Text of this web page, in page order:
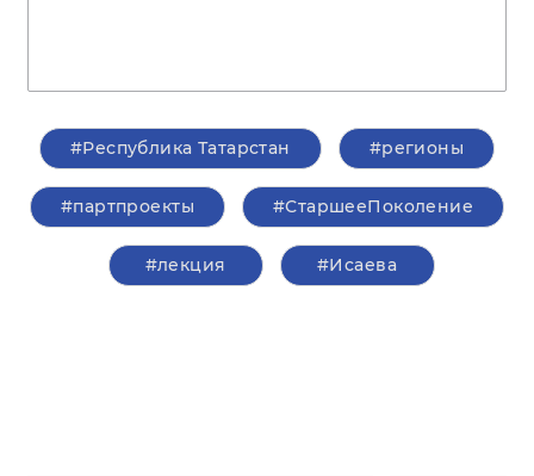
#Республика Татарстан #регионы
#партпроекты #СтаршееПоколение
#лекция #Исаева